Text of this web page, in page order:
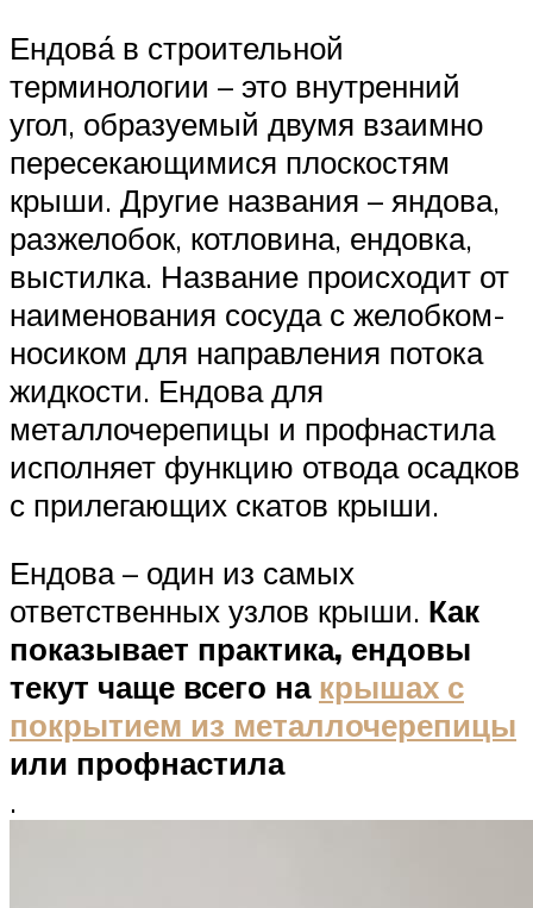
Ендова́ в строительной
терминологии – это внутренний
угол, образуемый двумя взаимно
пересекающимися плоскостям
крыши. Другие названия – яндова,
разжелобок, котловина, ендовка,
выстилка. Название происходит от
наименования сосуда с желобком-
носиком для направления потока
жидкости. Ендова для
металлочерепицы и профнастила
исполняет функцию отвода осадков
с прилегающих скатов крыши.
Ендова – один из самых
ответственных узлов крыши. Как
показывает практика, ендовы
текут чаще всего на крышах с
покрытием из металлочерепицы
или профнастила
.